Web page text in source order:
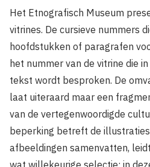
Het Etnografisch Museum
vitrines. De cursieve nummers
hoofdstukken of paragrafen
het nummer van de vitrine die
tekst wordt besproken. De
laat uiteraard maar een
van de vertegenwoordigde
beperking betreft de
afbeeldingen samenvatten,
wat willekeurige selectie; in